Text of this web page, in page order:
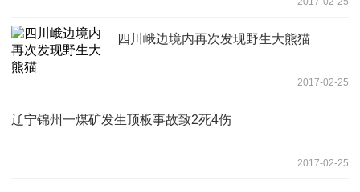
四川峨边境内再次发现野生大熊猫
2017-02-25
辽宁锦州一煤矿发生顶板事故致2死4伤
2017-02-25